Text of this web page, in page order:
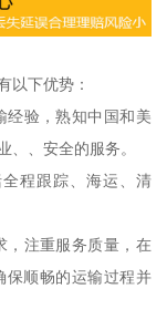
以下优势：
经验，熟知中国和美
、、安全的服务。
程跟踪、海运、清
，注重服务质量，在
保顺畅的运输过程并